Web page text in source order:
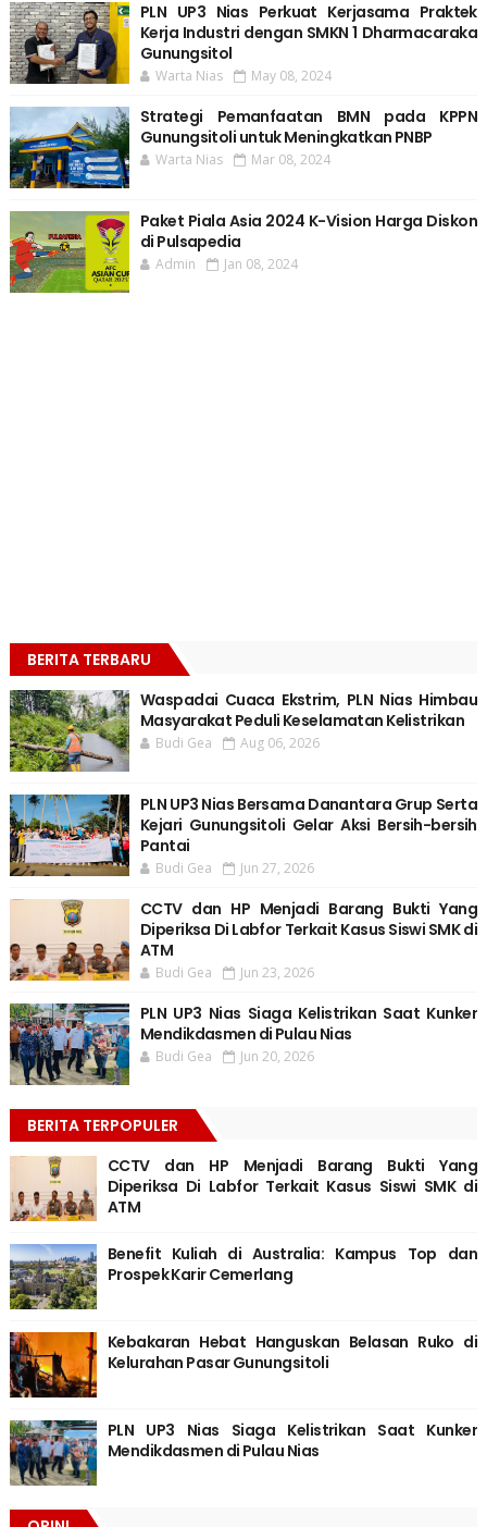
PLN UP3 Nias Perkuat Kerjasama Praktek
Kerja Industri dengan SMKN 1 Dharmacaraka
Gunungsitol
Warta Nias May 08, 2024
Strategi Pemanfaatan BMN pada KPPN
Gunungsitoli untuk Meningkatkan PNBP
Warta Nias Mar 08, 2024
Paket Piala Asia 2024 K-Vision Harga Diskon
di Pulsapedia
Admin Jan 08, 2024
BERITA TERBARU
Waspadai Cuaca Ekstrim, PLN Nias Himbau
Masyarakat Peduli Keselamatan Kelistrikan
Budi Gea Aug 06, 2026
PLN UP3 Nias Bersama Danantara Grup Serta
Kejari Gunungsitoli Gelar Aksi Bersih-bersih
Pantai
Budi Gea Jun 27, 2026
CCTV dan HP Menjadi Barang Bukti Yang
Diperiksa Di Labfor Terkait Kasus Siswi SMK di
ATM
Budi Gea Jun 23, 2026
PLN UP3 Nias Siaga Kelistrikan Saat Kunker
Mendikdasmen di Pulau Nias
Budi Gea Jun 20, 2026
BERITA TERPOPULER
CCTV dan HP Menjadi Barang Bukti Yang
Diperiksa Di Labfor Terkait Kasus Siswi SMK di
ATM
Benefit Kuliah di Australia: Kampus Top dan
Prospek Karir Cemerlang
Kebakaran Hebat Hanguskan Belasan Ruko di
Kelurahan Pasar Gunungsitoli
PLN UP3 Nias Siaga Kelistrikan Saat Kunker
Mendikdasmen di Pulau Nias